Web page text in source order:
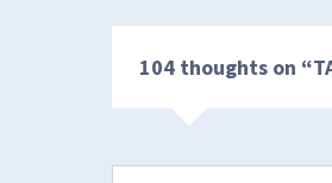
104 thoughts on “